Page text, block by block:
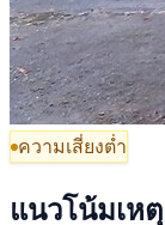
ความเสี่ยงต่ำ
แนวโน้มเห